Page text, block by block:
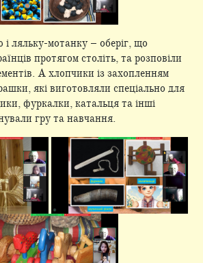
ляльку-мотанку – оберіг, що
протягом століть, та розповіли
А хлопчики із захопленням
які виготовляли спеціально для
фуркалки, катальця та інші
гру та навчання.